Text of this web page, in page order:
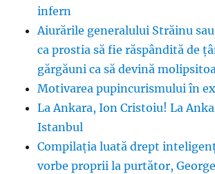
infern
Aiurările generalului Străinu
ca prostia să fie răspândită de
gărgăuni ca să devină
Motivarea pupincurismului în
La Ankara, Ion Cristoiu! La
Istanbul
Compilația luată drept
vorbe proprii la purtător,